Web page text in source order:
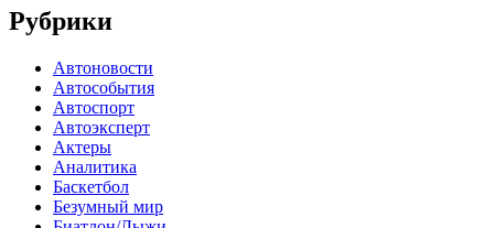
Рубрики
Автоновости
Автособытия
Автоспорт
Автоэксперт
Актеры
Аналитика
Баскетбол
Безумный мир